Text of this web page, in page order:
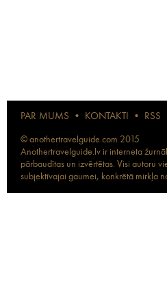
PAR MUMS • KONTAKTI • RSS
© anothertravelguide.com 2015
Anothertravelguide.lv ir interneta
pārbaudītas un izvērtētas. Visi autoru
subjektīvajai gaumei, konkrētā mirkļa